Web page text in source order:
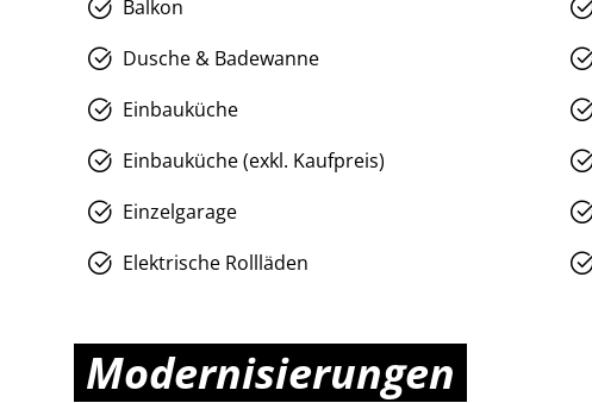
Balkon
Dusche & Badewanne
Einbauküche
Einbauküche (exkl. Kaufpreis)
Einzelgarage
Elektrische Rollläden
Modernisierungen